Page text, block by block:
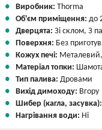
Виробник: Thorma
Об'єм приміщення: до
Дверцята: Зі склом, З
Поверхня: Без
Кожух печі:
Матеріал топки:
Тип палива: Дровами
Вихід димоходу: Вгору
Шибер (кагла,
Нагрівання води: Ні